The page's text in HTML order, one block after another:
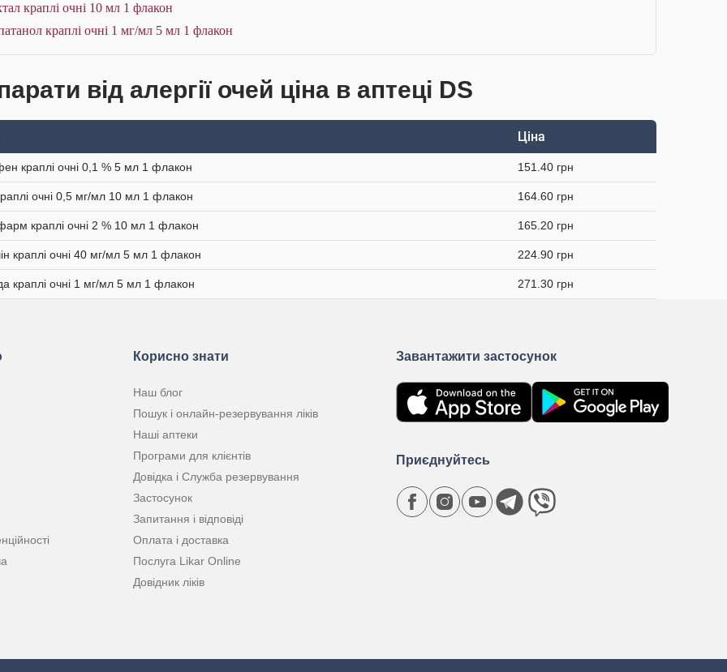
краплі очні 10 мл 1 флакон
краплі очні 1 мг/мл 5 мл 1 флакон
від алергії очей ціна в аптеці DS
Ціна
краплі очні 0,1 % 5 мл 1 флакон 151.40 грн
очні 0,5 мг/мл 10 мл 1 флакон 164.60 грн
краплі очні 2 % 10 мл 1 флакон 165.20 грн
краплі очні 40 мг/мл 5 мл 1 флакон 224.90 грн
краплі очні 1 мг/мл 5 мл 1 флакон 271.30 грн
Корисно знати
Наш блог
Пошук і онлайн-резервування ліків
Наші аптеки
Програми для клієнтів
Довідка і Служба резервування
Застосунок
Запитання і відповіді
Оплата і доставка
Послуга Likar Online
Довідник ліків
Завантажити застосунок
Приєднуйтесь